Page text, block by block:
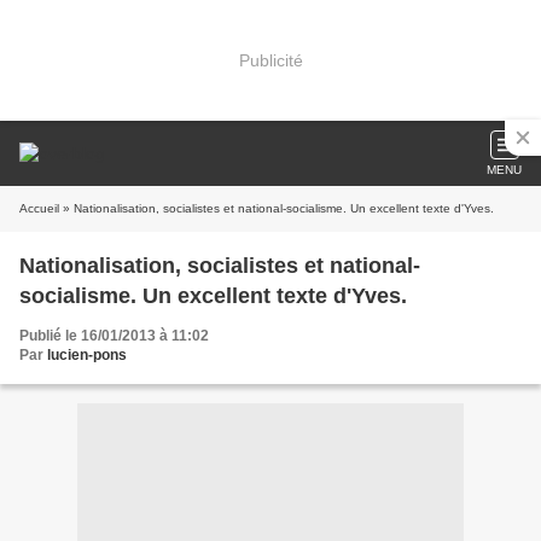
Publicité
MENU
Accueil » Nationalisation, socialistes et national-socialisme. Un excellent texte d'Yves.
Nationalisation, socialistes et national-
socialisme. Un excellent texte d'Yves.
Publié le 16/01/2013 à 11:02
Par lucien-pons